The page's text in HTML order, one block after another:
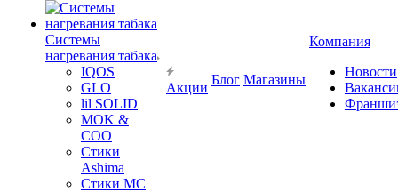
Системы
нагревания табака
IQOS
GLO
lil SOLID
MOK &
COO
Стики
Ashima
Стики MC
Акции
Блог Магазины
Компания
Новости